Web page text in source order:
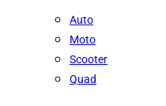
Auto
Moto
Scooter
Quad